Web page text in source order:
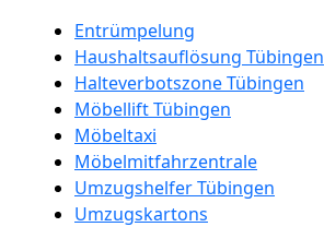
Entrümpelung
Haushaltsauflösung Tübingen
Halteverbotszone Tübingen
Möbellift Tübingen
Möbeltaxi
Möbelmitfahrzentrale
Umzugshelfer Tübingen
Umzugskartons